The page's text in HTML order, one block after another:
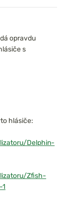
opravdu
s
hlásiče:
Delphin-
Zfish-